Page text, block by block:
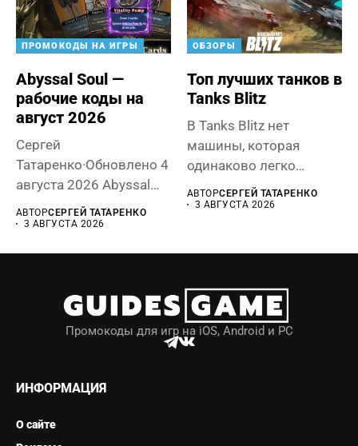
ПРОМОКОДЫ НА ИГРЫ
Abyssal Soul —
рабочие коды на
август 2026
Сергей
Татаренко·Обновлено 4
августа 2026 Abyssal
Soul — это roguelike-RPG
с элементами...
АВТОРСЕРГЕЙ ТАТАРЕНКО
3 АВГУСТА 2026
ОБЗОРЫ
Топ лучших танков в
Tanks Blitz
В Tanks Blitz нет
машины, которая
одинаково легко
побеждает на любой
карте....
АВТОРСЕРГЕЙ ТАТАРЕНКО
3 АВГУСТА 2026
Промокоды для игр на iOS, Android и PC
ИНФОРМАЦИЯ
О сайте